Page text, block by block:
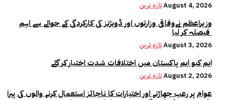
تازہ ترینAugust 4, 2026
وزیراعظم نےوفاقی وزارتوں اور ڈویژنز کی کارکردگی کے حوالے سے اہم
تازہ ترینAugust 3, 2026
ایم کیو ایم پاکستان میں اختلافات شدت اختیار کر گئے
تازہ ترینAugust 2, 2026
عوام پر رعب جھاڑنے اور اختیارات کا ناجائز استعمال کرنے والوں کی پیرا